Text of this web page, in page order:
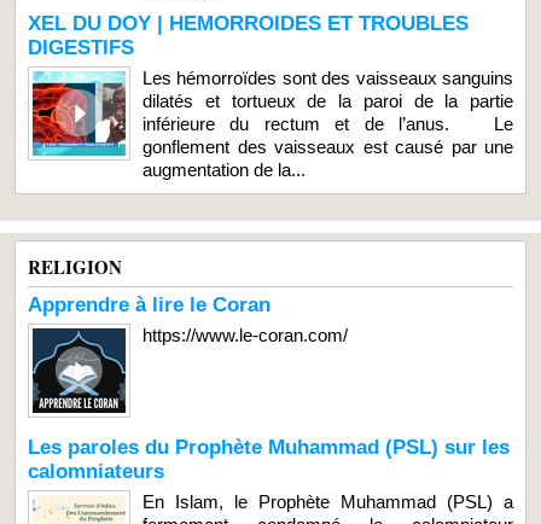
XEL DU DOY | HEMORROIDES ET TROUBLES
DIGESTIFS
Les hémorroïdes sont des vaisseaux sanguins
dilatés et tortueux de la paroi de la partie
inférieure du rectum et de l’anus. Le
gonflement des vaisseaux est causé par une
augmentation de la...
RELIGION
Apprendre à lire le Coran
https://www.le-coran.com/
Les paroles du Prophète Muhammad (PSL) sur les
calomniateurs
En Islam, le Prophète Muhammad (PSL) a